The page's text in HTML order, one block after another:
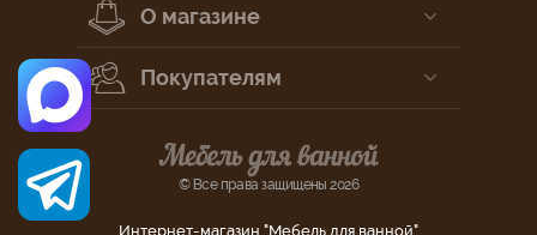
О магазине
Покупателям
© Все права защищены 2026
Интернет-магазин "Мебель для ванной"